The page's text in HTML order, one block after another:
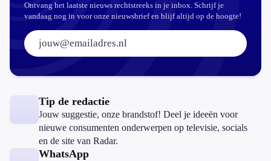
Ontvang het laatste nieuws rechtstreeks in je inbox. Schrijf je
vandaag nog in voor onze nieuwsbrief en blijf altijd op de hoogte!
E-mailadres:
Tip de redactie
Jouw suggestie, onze brandstof! Deel je ideeën voor
nieuwe consumenten onderwerpen op televisie, socials
en de site van Radar.
WhatsApp